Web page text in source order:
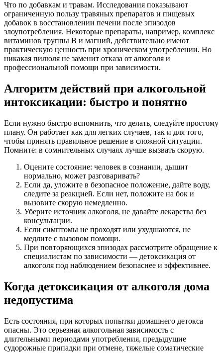
Что по добавкам и травам. Исследования показывают
ограниченную пользу травяных препаратов и пищевых
добавок в восстановлении печени после эпизодов
злоупотребления. Некоторые препараты, например, комплекс
витаминов группы B и магний, действительно имеют
практическую ценность при хроническом употреблении. Но
никакая пилюля не заменит отказа от алкоголя и
профессиональной помощи при зависимости.
Алгоритм действий при алкогольной
интоксикации: быстро и понятно
Если нужно быстро вспомнить, что делать, следуйте простому
плану. Он работает как для легких случаев, так и для того,
чтобы принять правильное решение в сложной ситуации.
Помните: в сомнительных случаях лучше вызвать скорую.
Оцените состояние: человек в сознании, дышит
нормально, может разговаривать?
Если да, уложите в безопасное положение, дайте воду,
следите за реакцией. Если нет, положите на бок и
вызовите скорую немедленно.
Уберите источник алкоголя, не давайте лекарства без
консультации.
Если симптомы не проходят или ухудшаются, не
медлите с вызовом помощи.
При повторяющихся эпизодах рассмотрите обращение к
специалистам по зависимости — детоксикация от
алкоголя под наблюдением безопаснее и эффективнее.
Когда детоксикация от алкоголя дома
недопустима
Есть состояния, при которых попытки домашнего детокса
опасны. Это серьезная алкогольная зависимость с
длительными периодами употребления, предыдущие
судорожные припадки при отмене, тяжелые соматические